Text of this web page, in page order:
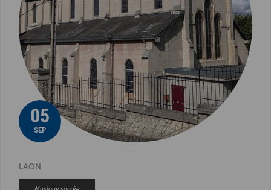
05
SEP
LAON